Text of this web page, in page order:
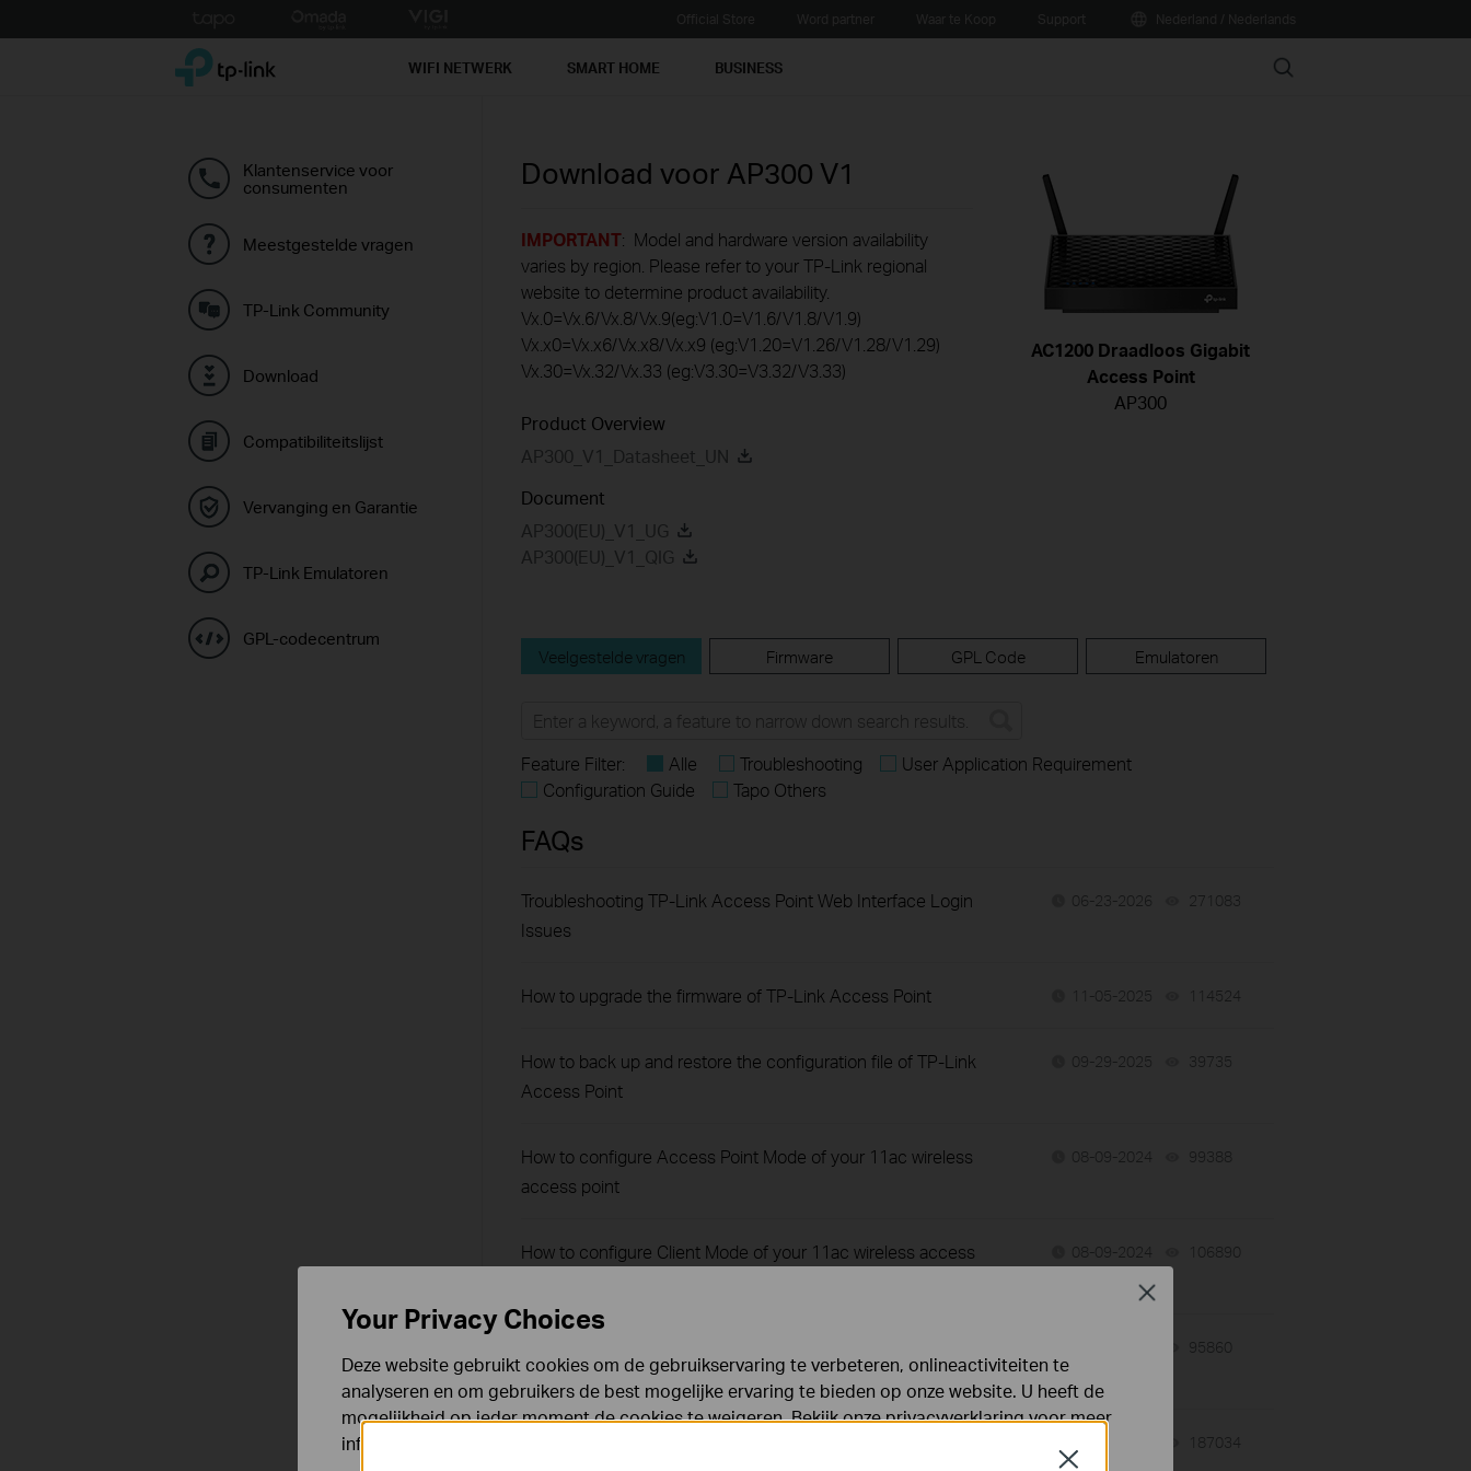
to
TP-Link, Reliably Smart WIFI NETWERK SMART HOME BUSINESS Search
Klantenservice voor
consumenten
Meestgestelde vragen
TP-Link Community
Download
Compatibiliteitslijst
Vervanging en Garantie
TP-Link Emulatoren
GPL-codecentrum
Download voor AP300 V1
IMPORTANT: Model and hardware version availability
varies by region. Please refer to your TP-Link regional
website to determine product availability.
Vx.0=Vx.6/Vx.8/Vx.9(eg:V1.0=V1.6/V1.8/V1.9)
Vx.x0=Vx.x6/Vx.x8/Vx.x9 (eg:V1.20=V1.26/V1.28/V1.29)
Vx.30=Vx.32/Vx.33 (eg:V3.30=V3.32/V3.33)
Product Overview
AP300_V1_Datasheet_UN
Document
AP300(EU)_V1_UG
AP300(EU)_V1_QIG
AC1200 Draadloos Gigabit
Access Point
AP300
Veelgestelde vragen Firmware GPL Code Emulatoren
Feature Filter: Alle Troubleshooting
User Application Requirement
Configuration Guide
Tapo Others
FAQs
Troubleshooting TP-Link Access Point Web Interface Login
Issues
06-23-2026 271083
How to upgrade the firmware of TP-Link Access Point 11-05-2025 114524
How to back up and restore the configuration file of TP-Link
Access Point
09-29-2025 39735
How to configure Access Point Mode of your 11ac wireless
access point
08-09-2024 99388
How to configure Client Mode of your 11ac wireless access
08-09-2024 106890
point
95860
187034
Close
Your Privacy Choices
Deze website gebruikt cookies om de gebruikservaring te verbeteren, onlineactiviteiten te
analyseren en om gebruikers de best mogelijke ervaring te bieden op onze website. U heeft de
mogelijkheid op ieder moment de cookies te weigeren. Bekijk onzeprivacyverklaringvoor meer
informatie.
Close